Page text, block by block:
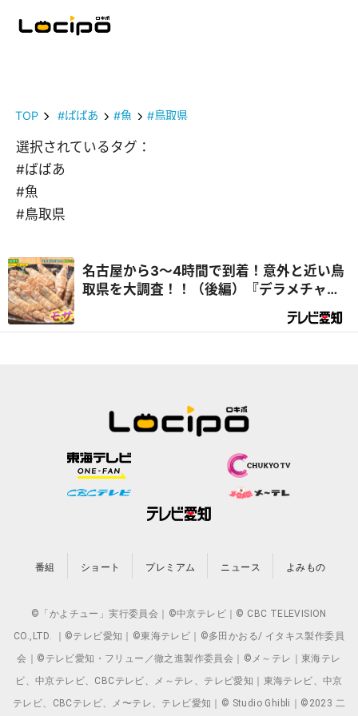
TOP #ばばあ #魚 #鳥取県
選択されているタグ：
#ばばあ
#魚
#鳥取県
名古屋から3～4時間で到着！意外と近い鳥
取県を大調査！！（後編）『デラメチャ気
番組 ショート プレミアム ニュース よみもの
©「かよチュー」実行委員会｜©中京テレビ｜© CBC TELEVISION
CO.,LTD. ｜©テレビ愛知｜©東海テレビ｜©多田かおる/ イタキス製作委員
会｜©テレビ愛知・フリュー／徹之進製作委員会｜©メ～テレ｜東海テレ
ビ、中京テレビ、CBCテレビ、メ～テレ、テレビ愛知｜東海テレビ、中京
テレビ、CBCテレビ、メ〜テレ、テレビ愛知｜© Studio Ghibli｜©2023 二